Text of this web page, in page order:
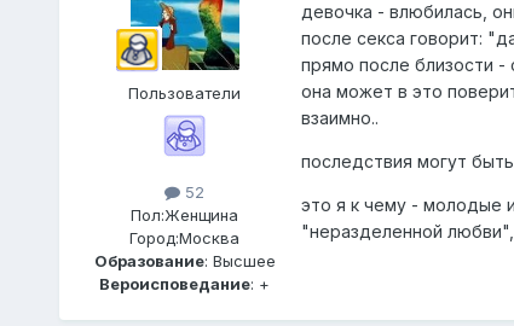
Пользователи
52
Пол:Женщина
Город:Москва
Образование: Высшее
Вероисповедание: +
девочка - влюбилась,
после секса говорит:
прямо после близости
она может в это
взаимно..
последствия могут
это я к чему - молодые
"неразделенной